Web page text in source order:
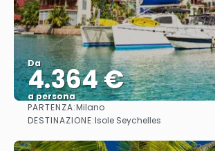
Da
4.364 €
a persona
Vedere
PARTENZA:Milano
DESTINAZIONE:Isole Seychelles